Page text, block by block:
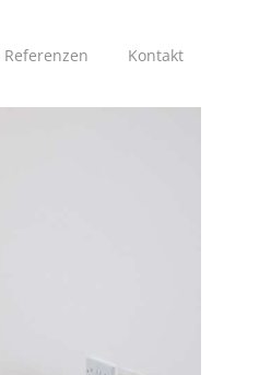
Referenzen Kontakt